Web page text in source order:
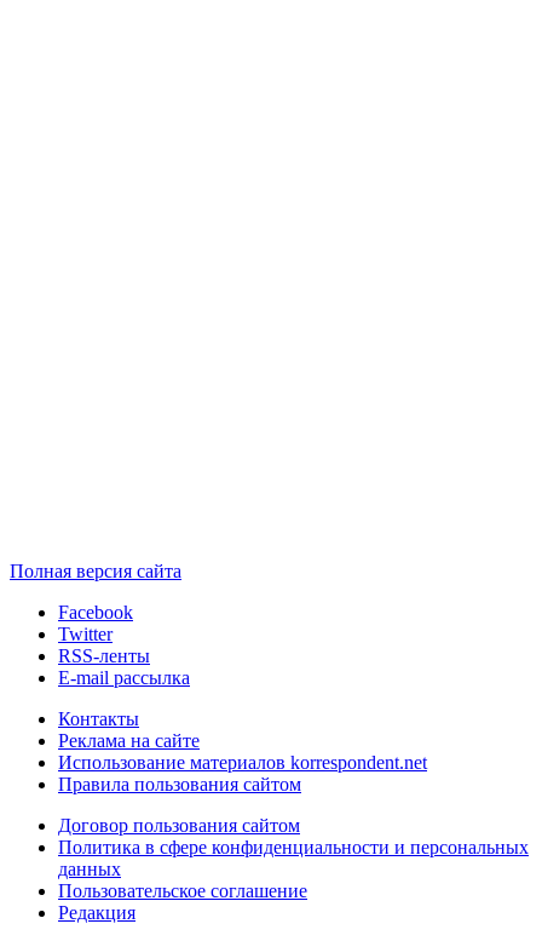
Полная версия сайта
Facebook
Twitter
RSS-ленты
E-mail рассылка
Контакты
Реклама на сайте
Использование материалов korrespondent.net
Правила пользования сайтом
Договор пользования сайтом
Политика в сфере конфиденциальности и персональных
данных
Пользовательское соглашение
Редакция